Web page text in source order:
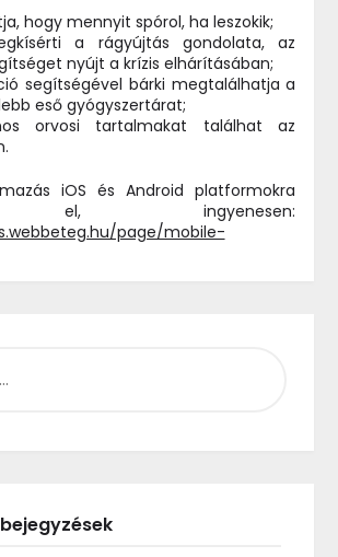
hogy mennyit spórol, ha leszokik;
a rágyújtás gondolata, az
nyújt a krízis elhárításában;
segítségével bárki megtalálhatja a
eső gyógyszertárat;
tartalmakat találhat az
iOS és Android platformokra
el, ingyenesen:
page/mobile-